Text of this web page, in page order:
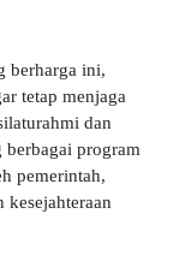
berharga ini,
tetap menjaga
dan
berbagai program
pemerintah,
kesejahteraan